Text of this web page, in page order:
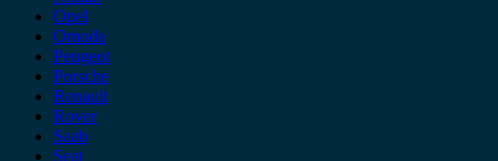
Opel
Omoda
Peugeot
Porsche
Renault
Rover
Saab
Seat